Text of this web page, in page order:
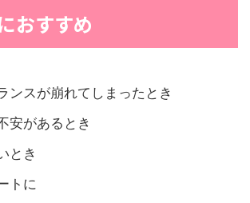
おすすめ
ンスが崩れてしまったとき
安があるとき
とき
トに